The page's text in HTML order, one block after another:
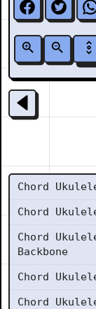
Chord
Chord
Chord
Backbone
Chord
Chord